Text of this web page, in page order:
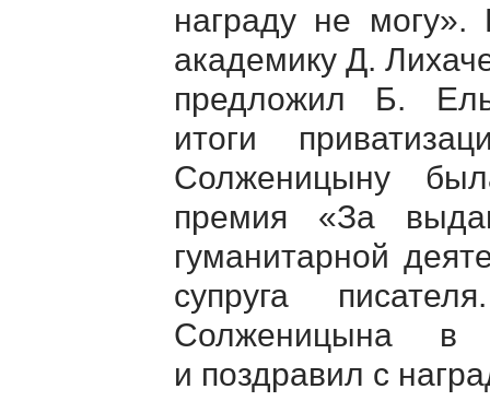
награду не
академику Д.
предложил Б.
итоги
Солженицыну
премия «За
гуманитарной
супруга
Солженицына
и поздравил с